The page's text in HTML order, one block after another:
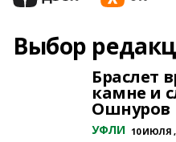
Выбор
Браслет
камне и
Ошнуров
УФЛИ 10 ИЮЛЯ ,